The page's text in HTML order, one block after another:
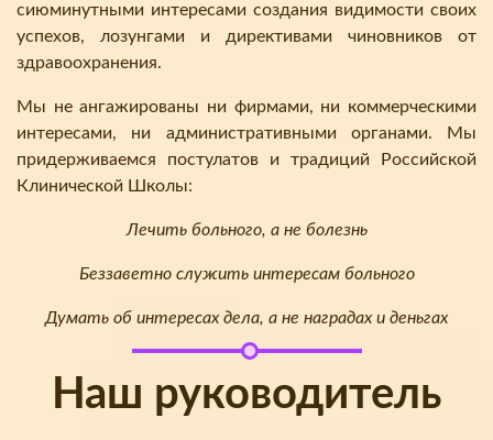
сиюминутными интересами создания видимости своих
успехов, лозунгами и директивами чиновников от
здравоохранения.
Мы не ангажированы ни фирмами, ни коммерческими
интересами, ни административными органами. Мы
придерживаемся постулатов и традиций Российской
Клинической Школы:
Лечить больного, а не болезнь
Беззаветно служить интересам больного
Думать об интересах дела, а не наградах и деньгах
Наш руководитель